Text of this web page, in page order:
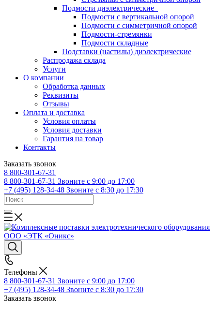
Подмости диэлектрические
Подмости с вертикальной опорой
Подмости с симметричной опорой
Подмости-стремянки
Подмости складные
Подставки (настилы) диэлектрические
Распродажа склада
Услуги
О компании
Обработка данных
Реквизиты
Отзывы
Оплата и доставка
Условия оплаты
Условия доставки
Гарантия на товар
Контакты
Заказать звонок
8 800-301-67-31
8 800-301-67-31 Звоните с 9:00 до 17:00
+7 (495) 128-34-48 Звоните с 8:30 до 17:30
Телефоны
8 800-301-67-31 Звоните с 9:00 до 17:00
+7 (495) 128-34-48 Звоните с 8:30 до 17:30
Заказать звонок